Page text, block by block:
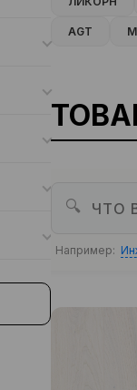
AGT
🔍
Например: